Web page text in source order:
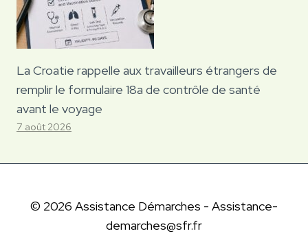
La Croatie rappelle aux travailleurs étrangers de
remplir le formulaire 18a de contrôle de santé
avant le voyage
7 août 2026
© 2026 Assistance Démarches - Assistance-
demarches@sfr.fr